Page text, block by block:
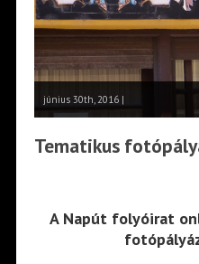
június 30th, 2016 |
Tematikus
A Napút folyóirat